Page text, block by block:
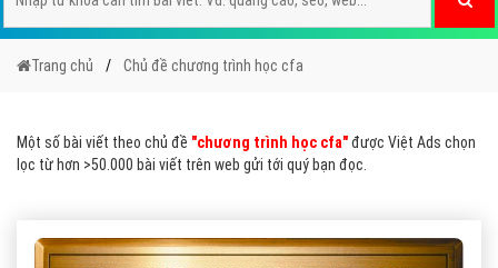
Trang chủ Chủ đề chương trình học cfa
Một số bài viết theo chủ đề "chương trình học cfa"được Việt Ads chọn
lọc từ hơn >50.000 bài viết trên web gửi tới quý bạn đọc.